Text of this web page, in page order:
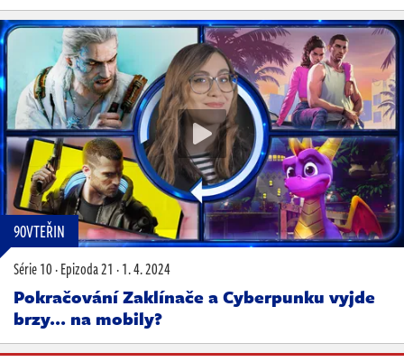
90VTEŘIN
Série 10·Epizoda 21 ·1. 4. 2024
Pokračování Zaklínače a Cyberpunku vyjde
brzy… na mobily?